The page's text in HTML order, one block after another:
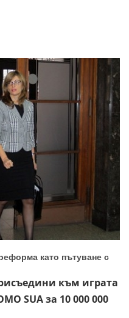
като пътуване с
към играта
SUA за 10 000 000